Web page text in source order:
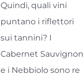
Quindi, quali vini
puntano i riflettori
sui tannini? I
Cabernet Sauvignon
e i Nebbiolo sono re